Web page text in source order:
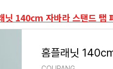
닛 140cm 자바라 스탠드 탭